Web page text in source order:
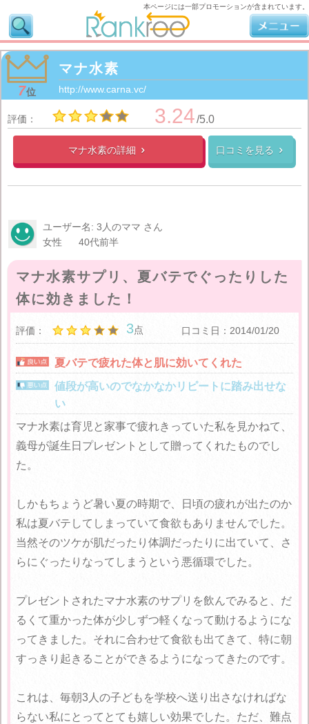
7位
マナ水素
http://www.carna.vc/
評価： 3.24/5.0
マナ水素の詳細  口コミを見る 
ユーザー名: 3人のママ さん
女性
40代前半
マナ水素サプリ、夏バテでぐったりした
体に効きました！
評価： 3点 口コミ日：2014/01/20
夏バテで疲れた体と肌に効いてくれた
値段が高いのでなかなかリピートに踏み出せな
い
マナ水素は育児と家事で疲れきっていた私を見かねて、
義母が誕生日プレゼントとして贈ってくれたものでし
た。
しかもちょうど暑い夏の時期で、日頃の疲れが出たのか
私は夏バテしてしまっていて食欲もありませんでした。
当然そのツケが肌だったり体調だったりに出ていて、さ
らにぐったりなってしまうという悪循環でした。
プレゼントされたマナ水素のサプリを飲んでみると、だ
るくて重かった体が少しずつ軽くなって動けるようにな
ってきました。それに合わせて食欲も出てきて、特に朝
すっきり起きることができるようになってきたのです。
これは、毎朝3人の子どもを学校へ送り出さなければな
らない私にとってとても嬉しい効果でした。ただ、難点
本ページには一部プロモーションが含まれています。